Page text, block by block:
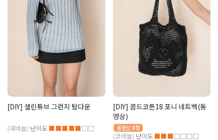
[DIY] 셀린튜브 그런지 탑다운
(대바늘) 난이도 ■■■■■□□
[DIY] 콤드코튼18 포니 네트백(동
영상)
(코바늘) 난이도 ■■■□□□□